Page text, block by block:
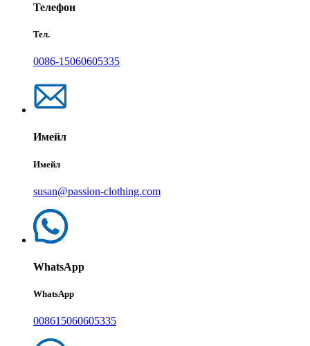
Телефон
Тел.
0086-15060605335
Имейл
Имейл
susan@passion-clothing.com
WhatsApp
WhatsApp
008615060605335